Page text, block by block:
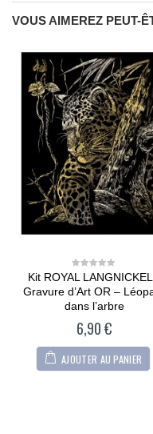
VOUS AIMEREZ PEUT-
0
of
5
Kit ROYAL
Gravure d’Art OR –
dans l’arbre
6,90€
AJOUTER AU PANIER